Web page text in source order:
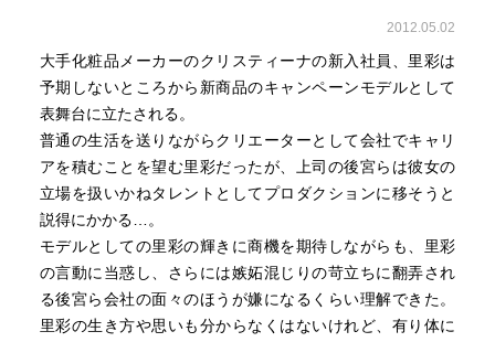
2012.05.02
大手化粧品メーカーのクリスティーナの新入社員、里彩は
予期しないところから新商品のキャンペーンモデルとして
表舞台に立たされる。
普通の生活を送りながらクリエーターとして会社でキャリ
アを積むことを望む里彩だったが、上司の後宮らは彼女の
立場を扱いかねタレントとしてプロダクションに移そうと
説得にかかる…。
モデルとしての里彩の輝きに商機を期待しながらも、里彩
の言動に当惑し、さらには嫉妬混じりの苛立ちに翻弄され
る後宮ら会社の面々のほうが嫌になるくらい理解できた。
里彩の生き方や思いも分からなくはないけれど、有り体に